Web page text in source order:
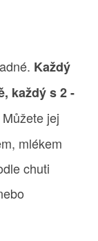
Každý
každý s 2 -
Můžete jej
mlékem
chuti